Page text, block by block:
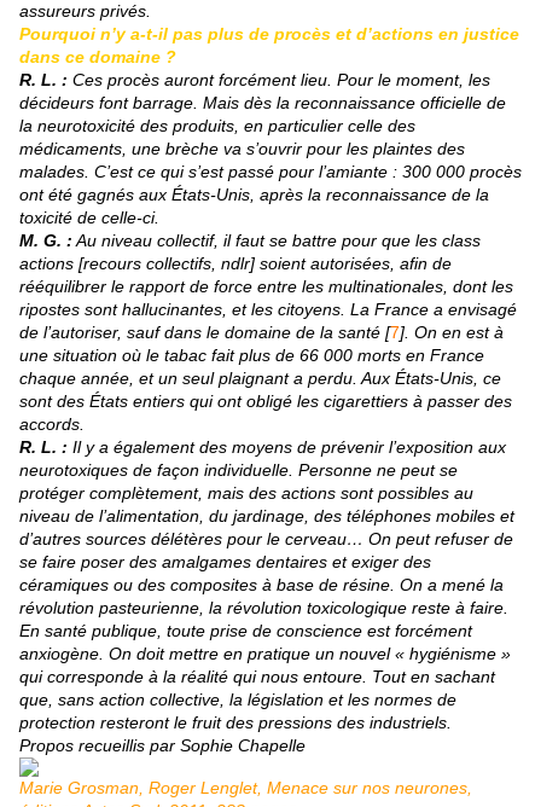
assureurs privés.
Pourquoi n’y a-t-il pas plus de procès et d’actions en justice
dans ce domaine ?
R. L. : Ces procès auront forcément lieu. Pour le moment, les
décideurs font barrage. Mais dès la reconnaissance officielle de
la neurotoxicité des produits, en particulier celle des
médicaments, une brèche va s’ouvrir pour les plaintes des
malades. C’est ce qui s’est passé pour l’amiante : 300 000 procès
ont été gagnés aux États-Unis, après la reconnaissance de la
toxicité de celle-ci.
M. G. : Au niveau collectif, il faut se battre pour que les class
actions [recours collectifs, ndlr] soient autorisées, afin de
rééquilibrer le rapport de force entre les multinationales, dont les
ripostes sont hallucinantes, et les citoyens. La France a envisagé
de l’autoriser, sauf dans le domaine de la santé [7]. On en est à
une situation où le tabac fait plus de 66 000 morts en France
chaque année, et un seul plaignant a perdu. Aux États-Unis, ce
sont des États entiers qui ont obligé les cigarettiers à passer des
accords.
R. L. : Il y a également des moyens de prévenir l’exposition aux
neurotoxiques de façon individuelle. Personne ne peut se
protéger complètement, mais des actions sont possibles au
niveau de l’alimentation, du jardinage, des téléphones mobiles et
d’autres sources délétères pour le cerveau… On peut refuser de
se faire poser des amalgames dentaires et exiger des
céramiques ou des composites à base de résine. On a mené la
révolution pasteurienne, la révolution toxicologique reste à faire.
En santé publique, toute prise de conscience est forcément
anxiogène. On doit mettre en pratique un nouvel « hygiénisme »
qui corresponde à la réalité qui nous entoure. Tout en sachant
que, sans action collective, la législation et les normes de
protection resteront le fruit des pressions des industriels.
Propos recueillis par Sophie Chapelle
Marie Grosman, Roger Lenglet, Menace sur nos neurones,